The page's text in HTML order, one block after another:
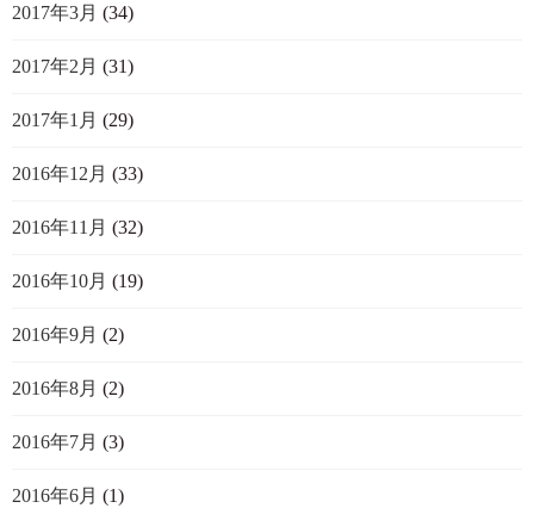
2017年3月 (34)
2017年2月 (31)
2017年1月 (29)
2016年12月 (33)
2016年11月 (32)
2016年10月 (19)
2016年9月 (2)
2016年8月 (2)
2016年7月 (3)
2016年6月 (1)